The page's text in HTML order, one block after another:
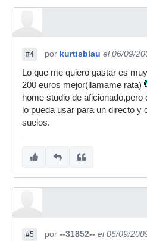
#4 por kurtisblau el 06/09/
Lo que me quiero gastar es
200 euros mejor(llamame rata)
home studio de
lo pueda usar para un directo y
suelos.
#5 por --31852-- el 06/09/